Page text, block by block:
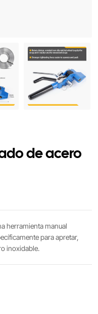
de acero
herramienta manual
para apretar,
inoxidable.